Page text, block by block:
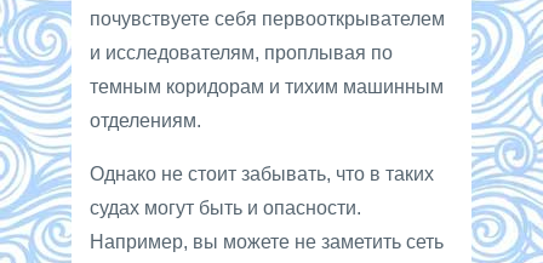
почувствуете себя первооткрывателем
и исследователям, проплывая по
темным коридорам и тихим машинным
отделениям.
Однако не стоит забывать, что в таких
судах могут быть и опасности.
Например, вы можете не заметить сеть